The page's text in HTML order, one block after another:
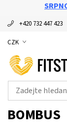
+420 732 447 423
CZK
BOMBUS